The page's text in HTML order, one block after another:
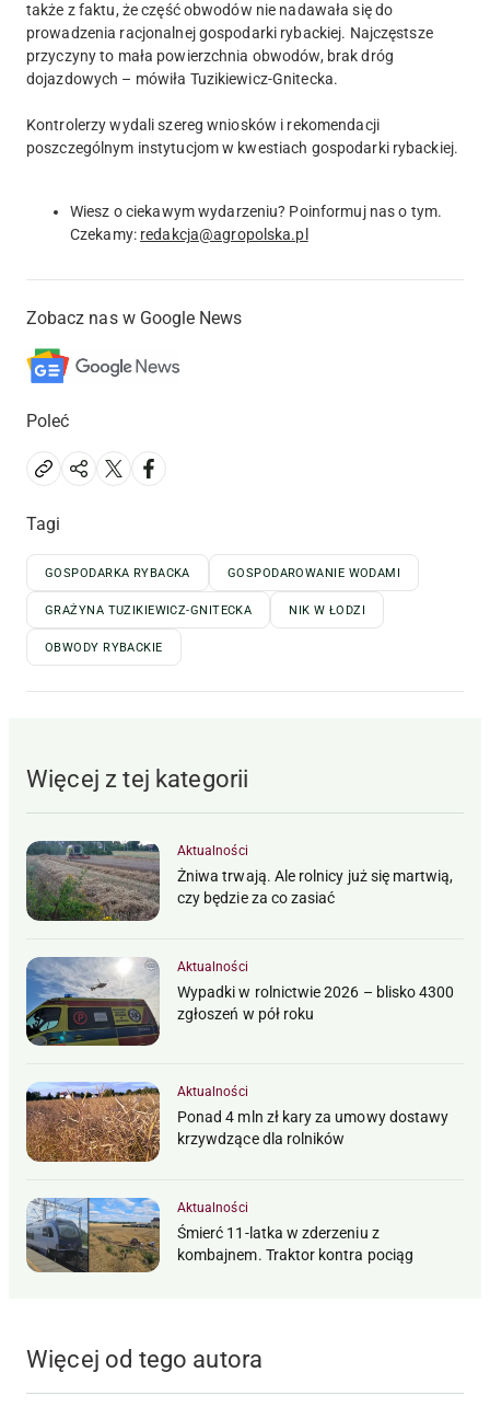
także z faktu, że część obwodów nie nadawała się do
prowadzenia racjonalnej gospodarki rybackiej. Najczęstsze
przyczyny to mała powierzchnia obwodów, brak dróg
dojazdowych – mówiła Tuzikiewicz-Gnitecka.
Kontrolerzy wydali szereg wniosków i rekomendacji
poszczególnym instytucjom w kwestiach gospodarki rybackiej.
Wiesz o ciekawym wydarzeniu? Poinformuj nas o tym.
Czekamy: redakcja@agropolska.pl
Zobacz nas w Google News
Poleć
Tagi
GOSPODARKA RYBACKA GOSPODAROWANIE WODAMI
GRAŻYNA TUZIKIEWICZ-GNITECKA NIK W ŁODZI
OBWODY RYBACKIE
Więcej z tej kategorii
Aktualności
Żniwa trwają. Ale rolnicy już się martwią,
czy będzie za co zasiać
Aktualności
Wypadki w rolnictwie 2026 – blisko 4300
zgłoszeń w pół roku
Aktualności
Ponad 4 mln zł kary za umowy dostawy
krzywdzące dla rolników
Aktualności
Śmierć 11-latka w zderzeniu z
kombajnem. Traktor kontra pociąg
Więcej od tego autora